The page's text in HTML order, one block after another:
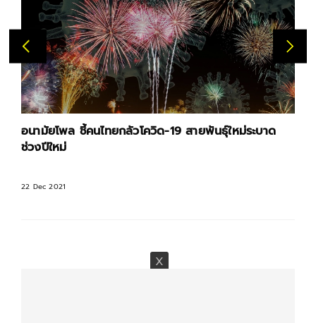
อนามัยโพล ชี้คนไทยกลัวโควิด-19 สายพันธุ์ใหม่ระบาด
ช่วงปีใหม่
22 Dec 2021